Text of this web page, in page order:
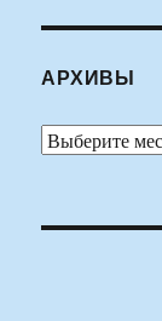
АРХИВЫ
Архивы